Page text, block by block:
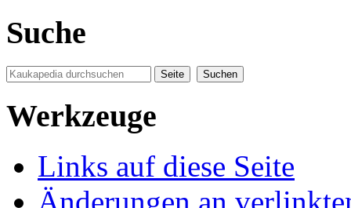
Suche
Werkzeuge
Links auf diese Seite